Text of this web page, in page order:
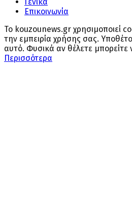
Γενικά
Επικοινωνία
Το kouzounews.gr χρησιμοποιεί
την εμπειρία χρήσης σας.
αυτό. Φυσικά αν θέλετε μπορείτε
Περισσότερα